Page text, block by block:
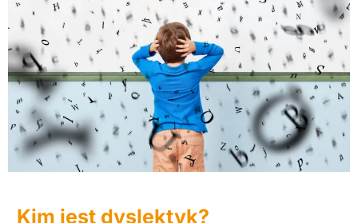
Kim jest dyslektyk?